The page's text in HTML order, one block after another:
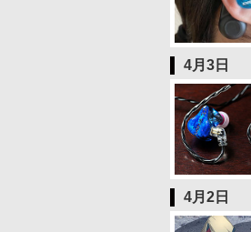
4月3日
4月2日